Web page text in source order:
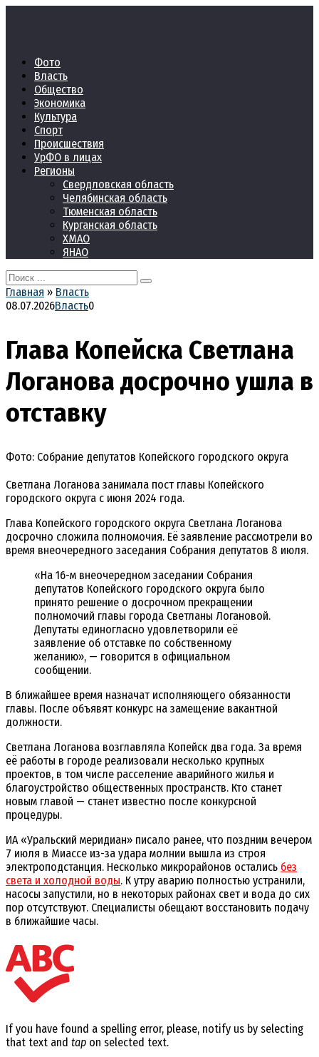
Фото
Власть
Общество
Экономика
Культура
Спорт
Происшествия
УрФО в лицах
Регионы
Свердловская область
Челябинская область
Тюменская область
Курганская область
ХМАО
ЯНАО
Search
for:
Главная » Власть
08.07.2026Власть0
Глава Копейска Светлана
Логанова досрочно ушла в
отставку
Фото: Собрание депутатов Копейского городского округа
Светлана Логанова занимала пост главы Копейского
городского округа с июня 2024 года.
Глава Копейского городского округа Светлана Логанова
досрочно сложила полномочия. Её заявление рассмотрели во
время внеочередного заседания Собрания депутатов 8 июля.
«На 16-м внеочередном заседании Собрания
депутатов Копейского городского округа было
принято решение о досрочном прекращении
полномочий главы города Светланы Логановой.
Депутаты единогласно удовлетворили её
заявление об отставке по собственному
желанию», — говорится в официальном
сообщении.
В ближайшее время назначат исполняющего обязанности
главы. После объявят конкурс на замещение вакантной
должности.
Светлана Логанова возглавляла Копейск два года. За время
её работы в городе реализовали несколько крупных
проектов, в том числе расселение аварийного жилья и
благоустройство общественных пространств. Кто станет
новым главой — станет известно после конкурсной
процедуры.
ИА «Уральский меридиан» писало ранее, что поздним вечером
7 июля в Миассе из-за удара молнии вышла из строя
электроподстанция. Несколько микрорайонов остались без
света и холодной воды. К утру аварию полностью устранили,
насосы запустили, но в некоторых районах свет и вода до сих
пор отсутствуют. Специалисты обещают восстановить подачу
в ближайшие часы.
If you have found a spelling error, please, notify us by selecting
that text and tap on selected text.